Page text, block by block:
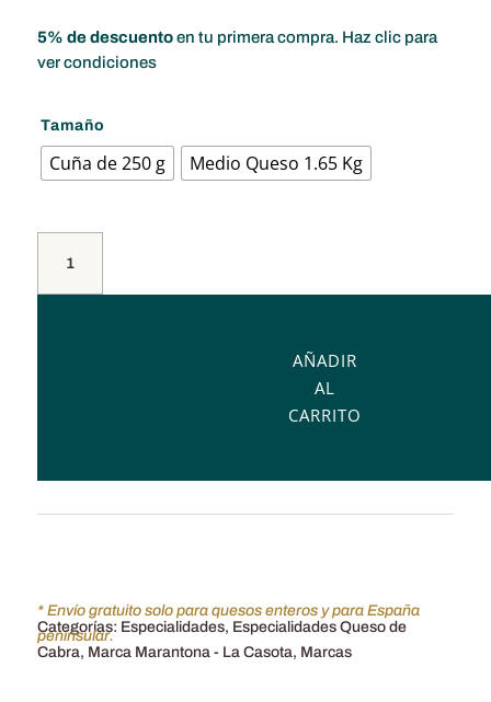
5% de descuentoen tu primera compra. Haz clic para
ver condiciones
Tamaño
Cuña de 250 g Medio Queso 1.65 Kg
mezcla
Oveja/Cabra
AÑADIR
AL
CARRITO
Categorías: Especialidades, Especialidades Queso de
Cabra, Marca Marantona - La Casota, Marcas
* Envío gratuito solo para quesos enteros y para España
peninsular.